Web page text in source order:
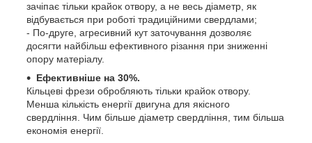
зачіпає тільки крайок отвору, а не весь діаметр, як
відбувається при роботі традиційними свердлами;
- По-друге, агресивний кут заточування дозволяє
досягти найбільш ефективного різання при зниженні
опору матеріалу.
Eфективніше на 30%.
Кільцеві фрези обробляють тільки крайок отвору.
Менша кількість енергії двигуна для якісного
свердління. Чим більше діаметр свердління, тим більша
економія енергії.